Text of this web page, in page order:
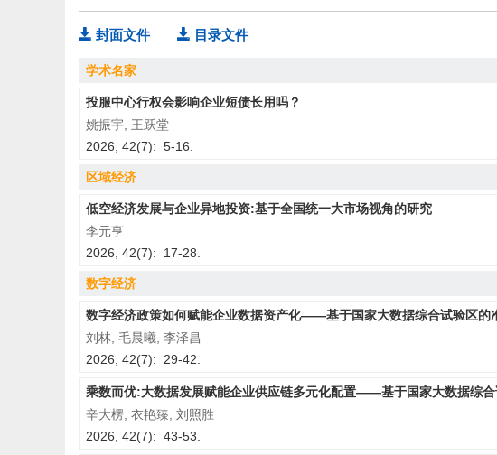
《财经论丛（浙江财经
封面文件 目录文件
学术名家
投服中心行权会影响企业短债长用吗？
姚振宇, 王跃堂
2026, 42(7): 5-16.
区域经济
低空经济发展与企业异地投资:基于全国统一大市场视角的研究
李元亨
2026, 42(7): 17-28.
数字经济
数字经济政策如何赋能企业数据资产化——基于国家大数据综合试验区的
刘林, 毛晨曦, 李泽昌
2026, 42(7): 29-42.
乘数而优:大数据发展赋能企业供应链多元化配置——基于国家大数据综
辛大楞, 衣艳臻, 刘照胜
2026, 42(7): 43-53.